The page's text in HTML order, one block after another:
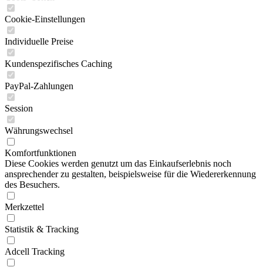
Cookie-Einstellungen
Individuelle Preise
Kundenspezifisches Caching
PayPal-Zahlungen
Session
Währungswechsel
Komfortfunktionen
Diese Cookies werden genutzt um das Einkaufserlebnis noch
ansprechender zu gestalten, beispielsweise für die Wiedererkennung
des Besuchers.
Merkzettel
Statistik & Tracking
Adcell Tracking